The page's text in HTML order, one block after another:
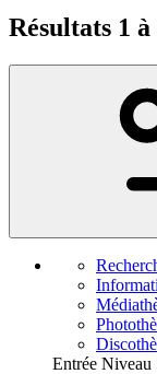
Résultats 1
Entrée Niveau